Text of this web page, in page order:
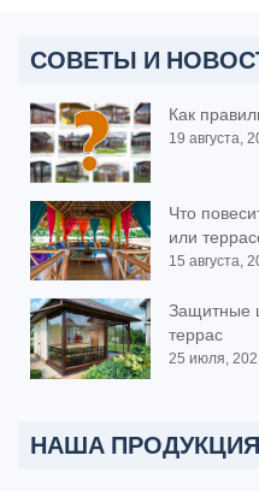
СОВЕТЫ И
Как
19 августа,
Что
или
15 августа,
Защитные
террас
25 июля,
НАША ПРОДУКЦИЯ